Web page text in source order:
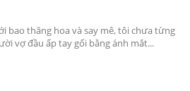
bao thăng hoa và say mê, tôi chưa từng
vợ đầu ấp tay gối bằng ánh mắt...